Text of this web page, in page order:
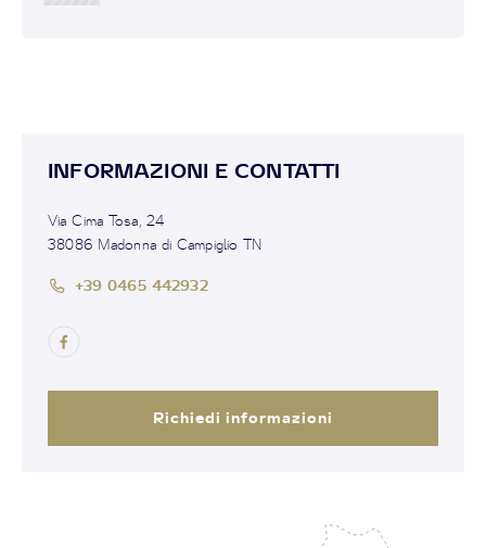
INFORMAZIONI E CONTATTI
Via Cima Tosa, 24
38086 Madonna di Campiglio TN
+39 0465 442932
Richiedi informazioni